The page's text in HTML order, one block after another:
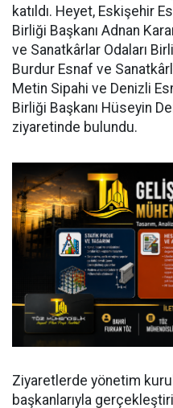
katıldı. Heyet, Eskişehir
Birliği Başkanı Adnan
ve Sanatkârlar Odaları
Burdur Esnaf ve
Metin Sipahi ve Denizli
Birliği Başkanı Hüseyin
ziyaretinde bulundu.
Ziyaretlerde yönetim
başkanlarıyla